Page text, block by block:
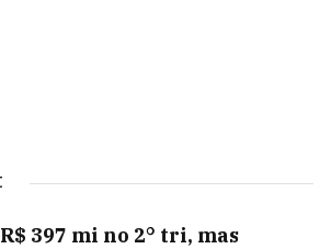
397 mi no 2° tri, mas